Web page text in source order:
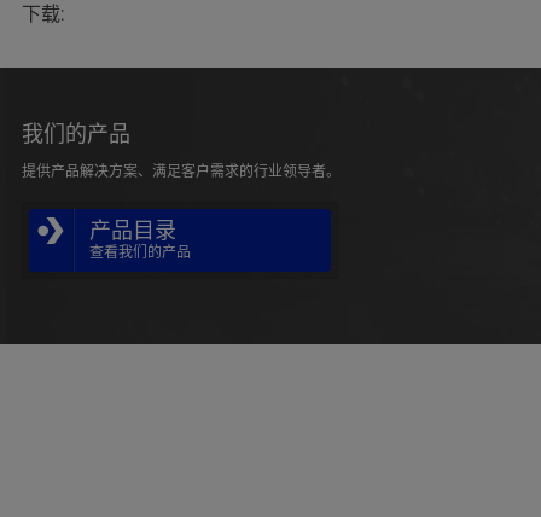
下载:
我们的产品
提供产品解决方案、满足客户需求的行业领导者。
产品目录
查看我们的产品